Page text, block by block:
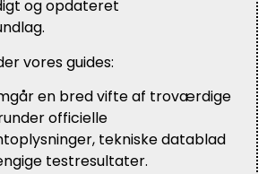
og opdateret
vores guides:
en bred vifte af troværdige
officielle
tekniske datablad
testresultater.